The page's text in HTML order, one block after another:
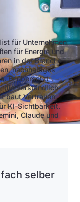
für Unternehmen
für Energie und
in der Branche
nachhaltiges
Er übersetzt
die verständlich
baut Vertrauen,
KI-Sichtbarkeit.
Claude und
selber